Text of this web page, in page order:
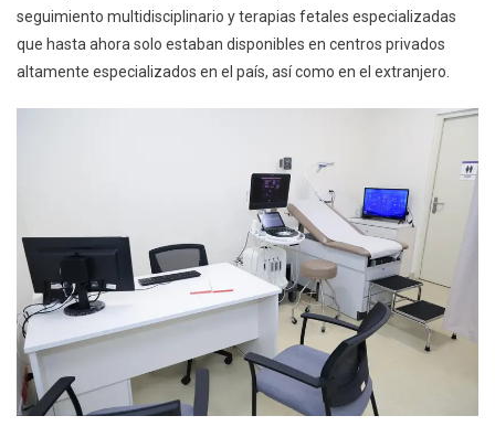
seguimiento multidisciplinario y terapias fetales especializadas
que hasta ahora solo estaban disponibles en centros privados
altamente especializados en el país, así como en el extranjero.